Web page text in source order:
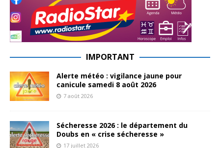
IMPORTANT
Alerte météo : vigilance jaune pour
canicule samedi 8 août 2026
7 août 2026
Sécheresse 2026 : le département du
Doubs en « crise sécheresse »
17 juillet 2026